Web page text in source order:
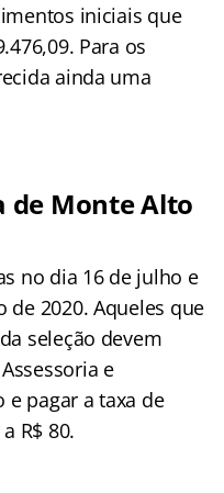
iniciais que
Para os
ainda uma
de Monte Alto
no dia 16 de julho e
de 2020. Aqueles que
seleção devem
e
e pagar a taxa de
R$ 80.